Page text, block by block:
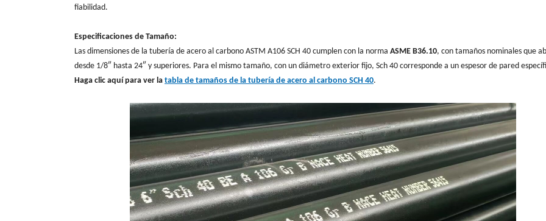
fiabilidad.
Especificaciones de Tamaño:
Las dimensiones de la tubería de acero al carbono ASTM A106 SCH 40 cumplen con la norma ASME B36.10, con tamaños nominales que
desde 1/8″ hasta 24″ y superiores. Para el mismo tamaño, con un diámetro exterior fijo, Sch 40 corresponde a un espesor de pared
Haga clic aquí para ver la tabla de tamaños de la tubería de acero al carbono SCH 40.